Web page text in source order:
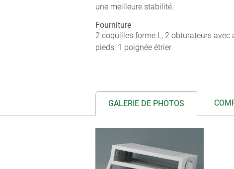
une meilleure stabilité.
Fourniture
2 coquilles forme L, 2 obturateurs
pieds, 1 poignée étrier
GALERIE DE PHOTOS